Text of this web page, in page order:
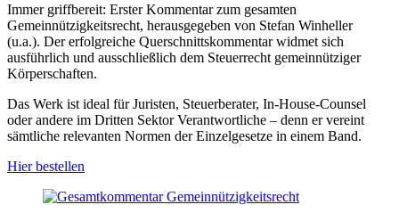
Immer griffbereit: Erster Kommentar zum gesamten
Gemeinnützigkeitsrecht, herausgegeben von Stefan Winheller
(u.a.). Der erfolgreiche Querschnittskommentar widmet sich
ausführlich und ausschließlich dem Steuerrecht gemeinnütziger
Körperschaften.
Das Werk ist ideal für Juristen, Steuerberater, In-House-Counsel
oder andere im Dritten Sektor Verantwortliche – denn er vereint
sämtliche relevanten Normen der Einzelgesetze in einem Band.
Hier bestellen